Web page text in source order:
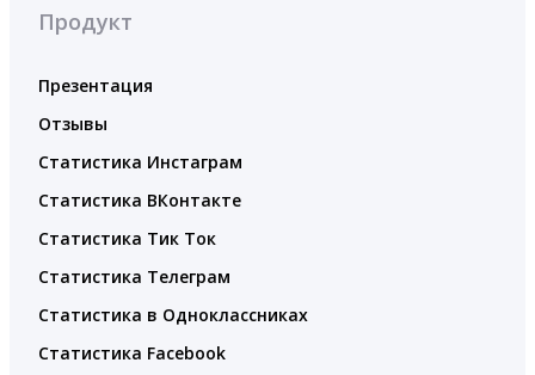
Продукт
Презентация
Отзывы
Статистика Инстаграм
Статистика ВКонтакте
Статистика Тик Ток
Статистика Телеграм
Статистика в Одноклассниках
Статистика Facebook